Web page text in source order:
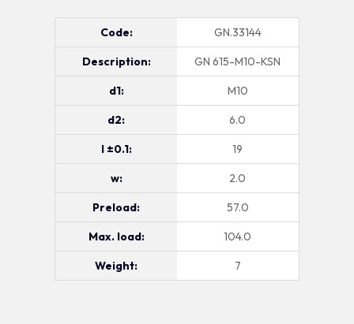
Code: GN.33144
Description: GN 615-M10-KSN
d1: M10
d2: 6.0
l ±0.1: 19
w: 2.0
Preload: 57.0
Max. load: 104.0
Weight: 7